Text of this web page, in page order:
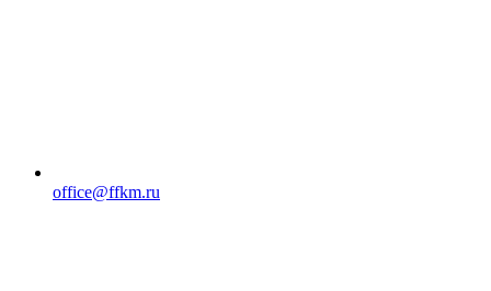
office@ffkm.ru